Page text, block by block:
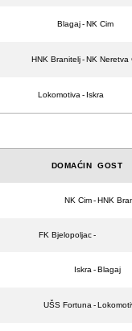
Blagaj-NK Cim
HNK Branitelj-NK Neretva
Lokomotiva - Iskra
DOMAĆIN GOST
NK Cim-HNK
FK Bjelopoljac-
Iskra -Blagaj
UŠS Fortuna -